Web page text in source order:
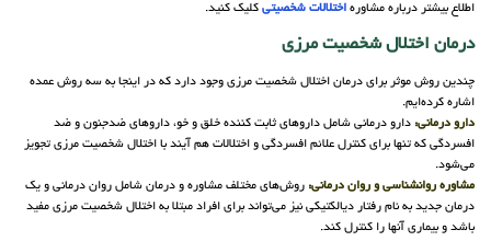
اطلاع بیشتر درباره مشاوره اختلالات شخصیتی کلیک کنید.
درمان اختلال شخصیت مرزی
چندین روش موثر برای درمان اختلال شخصیت مرزی وجود دارد که در اینجا به سه روش عمده
اشاره کرده‌ایم.
دارو درمانی: دارو درمانی شامل داروهای ثابت کننده خلق و خو، داروهای ضدجنون و ضد
افسردگی که تنها برای کنترل علائم افسردگی و اختلالات هم آیند با اختلال شخصیت مرزی تجویز
می‌شود.
مشاوره روانشناسی و روان درمانی: روش‌های مختلف مشاوره و درمان شامل روان درمانی و یک
درمان جدید به نام رفتار دیالکتیکی نیز می‌تواند برای افراد مبتلا به اختلال شخصیت مرزی مفید
باشد و بیماری آنها را کنترل کند.